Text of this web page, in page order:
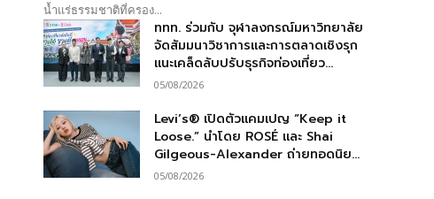
น้ำแร่ธรรมชาติที่ครอง...
ททท. ร่วมกับ จุฬาลงกรณ์มหาวิทยาลัย
จัดสัมมนาวิชาการและการตลาดเชิงรุก
แนะเคล็ดลับปรับธุรกิจท่องเที่ยว...
05/08/2026
Levi’s® เปิดตัวแคมเปญ “Keep it
Loose.” นำโดย ROSÉ และ Shai
Gilgeous-Alexander ถ่ายทอดนิย...
05/08/2026